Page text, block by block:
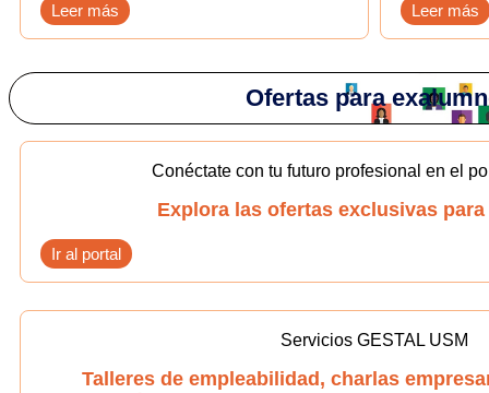
Leer más Leer más
Ofertas para
Conéctate con tu futuro profesional en el
Explora las ofertas exclusivas
Ir al portal
Servicios GESTAL USM
Talleres de empleabilidad, charlas